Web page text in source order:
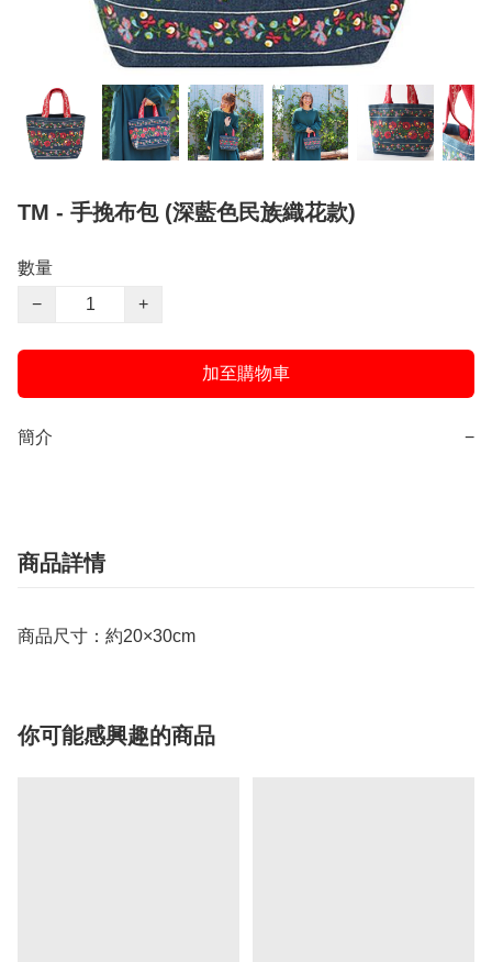
TM - 手挽布包 (深藍色民族織花款)
數量
−
+
加至購物車
簡介 −
商品詳情
商品尺寸：約20×30cm
你可能感興趣的商品